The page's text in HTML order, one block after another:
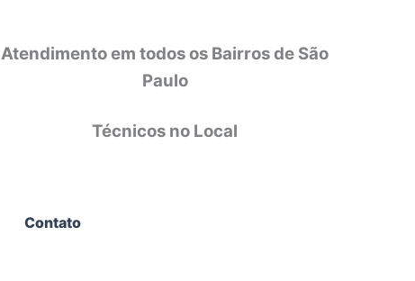
Atendimento em todos os Bairros de São
Paulo
Técnicos no Local
Contato